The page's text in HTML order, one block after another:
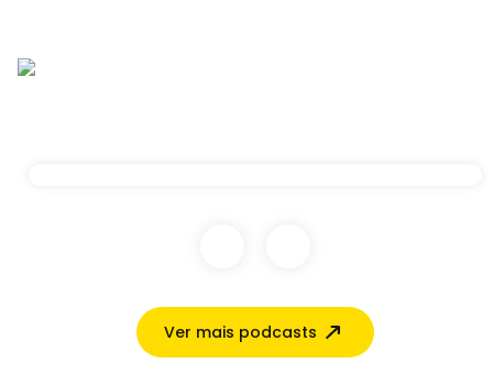
Ver mais podcasts